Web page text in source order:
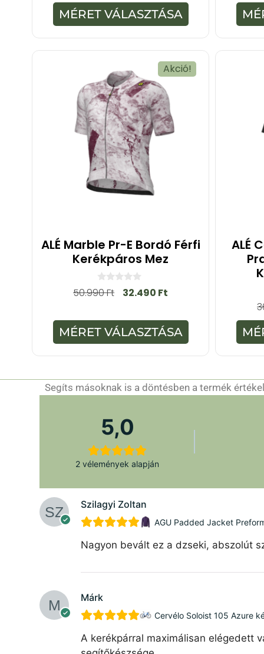
-
b
ő
l
MÉRET VÁLASZTÁSA
Akció!
ALÉ Marble Pr-E Bordó Férfi
Kerékpáros Mez
0
a
-
b
ő
l
50.990Ft 32.490 Ft
MÉRET VÁLASZTÁSA
ALÉ
Segíts másoknak is a döntésben a termék
5,0
2 vélemények alapján
Szilagyi Zoltan
AGU Padded Jacket
Nagyon bevált ez a dzseki, abszolút
Márk
Cervélo Soloist 105 Azure
A kerékpárral maximálisan elégedett